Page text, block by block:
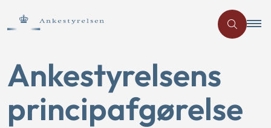
Ankestyrelsens
principafgørelse